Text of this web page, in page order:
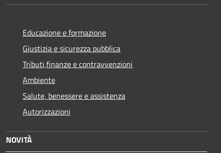
Educazione e formazione
Giustizia e sicurezza pubblica
Tributi,finanze e contravvenzioni
Ambiente
Salute, benessere e assistenza
Autorizzazioni
NOVITÀ